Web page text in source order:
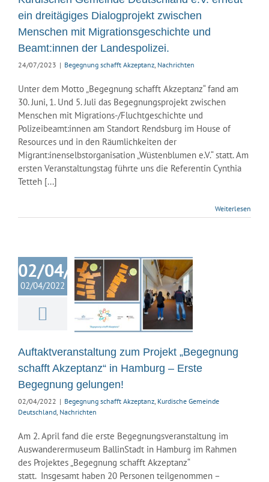
schafft Akzeptanz
ein dreitägiges Dialogprojekt zwischen
Menschen mit Migrationsgeschichte und
Beamt:innen der Landespolizei.
24/07/2023 | Begegnung schafft Akzeptanz, Nachrichten
Unter dem Motto „Begegnung schafft Akzeptanz“ fand am
30. Juni, 1. Und 5. Juli das Begegnungsprojekt zwischen
Menschen mit Migrations-/Fluchtgeschichte und
Polizeibeamt:innen am Standort Rendsburg im House of
Resources und in den Räumlichkeiten der
Migrant:inenselbstorganisation „Wüstenblumen e.V.“ statt. Am
ersten Veranstaltungstag führte uns die Referentin Cynthia
Tetteh [...]
Weiterlesen
02/04/2022
02/04/2022
Projekt
schafft
in
– Erste
schafft Akzeptanz
Gemeinde
Auftaktveranstaltung zum Projekt „Begegnung
schafft Akzeptanz“ in Hamburg – Erste
Begegnung gelungen!
02/04/2022 | Begegnung schafft Akzeptanz Kurdische Gemeinde
Deutschland Nachrichten
Am 2. April fand die erste Begegnungsveranstaltung im
Auswanderermuseum BallinStadt in Hamburg im Rahmen
des Projektes „Begegnung schafft Akzeptanz“
statt. Insgesamt haben 20 Personen teilgenommen –